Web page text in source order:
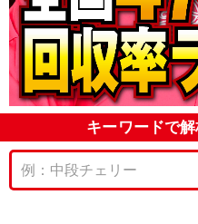
キーワードで